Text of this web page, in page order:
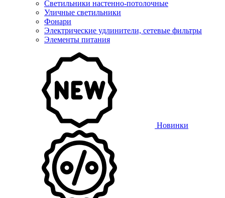
Светильники настенно-потолочные
Уличные светильники
Фонари
Электрические удлинители, сетевые фильтры
Элементы питания
Новинки